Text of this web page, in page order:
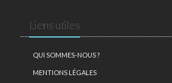
Liens utiles
QUI SOMMES-NOUS ?
MENTIONS LÉGALES